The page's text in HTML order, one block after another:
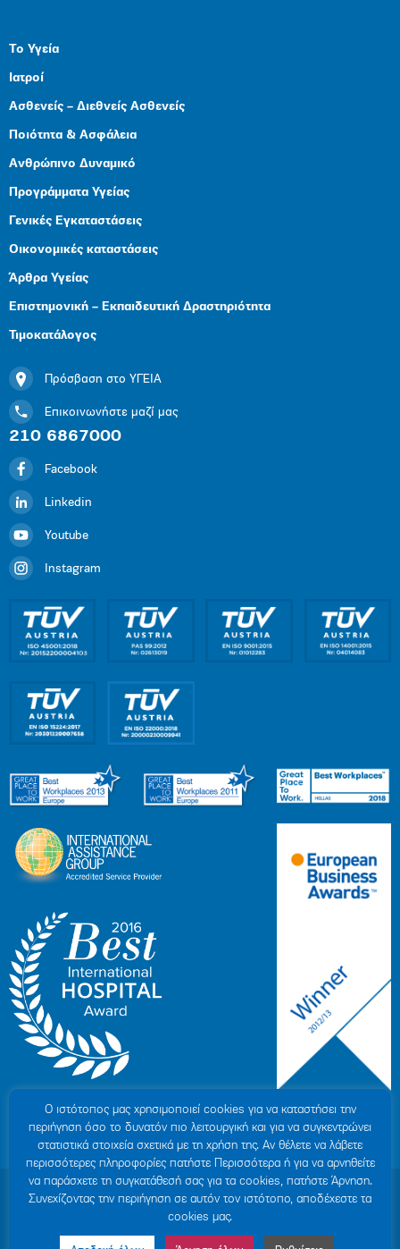
Το Υγεία
Ιατροί
Ασθενείς – Διεθνείς Ασθενείς
Ποιότητα & Ασφάλεια
Ανθρώπινο Δυναμικό
Προγράμματα Υγείας
Γενικές Εγκαταστάσεις
Οικονομικές καταστάσεις
Άρθρα Υγείας
Επιστημονική – Εκπαιδευτική Δραστηριότητα
Τιμοκατάλογος
Πρόσβαση στο ΥΓΕΙΑ
Επικοινωνήστε μαζί μας
210 6867000
Facebook
Linkedin
Youtube
Instagram
© 2007-2026 ΥΓΕΙΑ Μ.Α.Ε |
ΓΕΜΗ: 000279901000
Όροι Χρήσης
| Πολιτική Προστασίας Προσωπικών Δεδομένων
Δήλωση Απορρήτου
Ο ιστότοπoς μας χρησιμοποιεί cookies για να καταστήσει την
περιήγηση όσο το δυνατόν πιο λειτουργική και για να συγκεντρώνει
στατιστικά στοιχεία σχετικά με τη χρήση της. Αν θέλετε να λάβετε
περισσότερες πληροφορίες πατήστε Περισσότερα ή για να αρνηθείτε
να παράσχετε τη συγκατάθεσή σας για τα cookies, πατήστε Άρνηση.
Συνεχίζοντας την περιήγηση σε αυτόν τον ιστότοπο, αποδέχεστε τα
cookies μας.